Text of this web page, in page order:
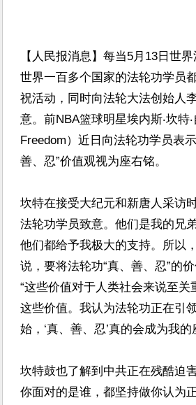
【人民报消息】每当5月13日世
世界一百多个国家的法轮功学员
祝活动，同时向法轮大法创始人
意。前NBA篮球明星埃内斯‧坎特
Freedom）近日向法轮功学员表
善、忍”价值观视为座右铭。
坎特在接受大纪元和新唐人采访
法轮功学员致意。他们是我的兄
他们都给予我极大的支持。所以
说，要将法轮功“真、善、忍”的
“这些价值对于人类社会来说至
这些价值。我认为法轮功正在引
始，‘真、善、忍’真的会成为我的
坎特鼓也了解到中共正在残酷迫
你面对的是谁，都坚持做你认为